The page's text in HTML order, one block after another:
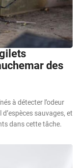
des
à détecter l’odeur
sauvages, et
dans cette tâche.